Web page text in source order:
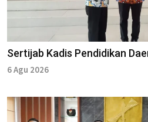
Sertijab Kadis Pendidikan
6 Agu 2026